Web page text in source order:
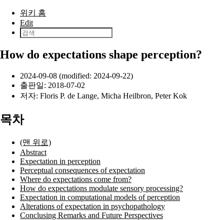
본문으로 건너뛰기
위키 홈
Edit
How do expectations shape perception?
2024-09-08 (modified: 2024-09-22)
출판일: 2018-07-02
저자: Floris P. de Lange, Micha Heilbron, Peter Kok
목차
(맨 위로)
Abstract
Expectation in perception
Perceptual consequences of expectation
Where do expectations come from?
How do expectations modulate sensory processing?
Expectation in computational models of perception
Alterations of expectation in psychopathology
Conclusing Remarks and Future Perspectives